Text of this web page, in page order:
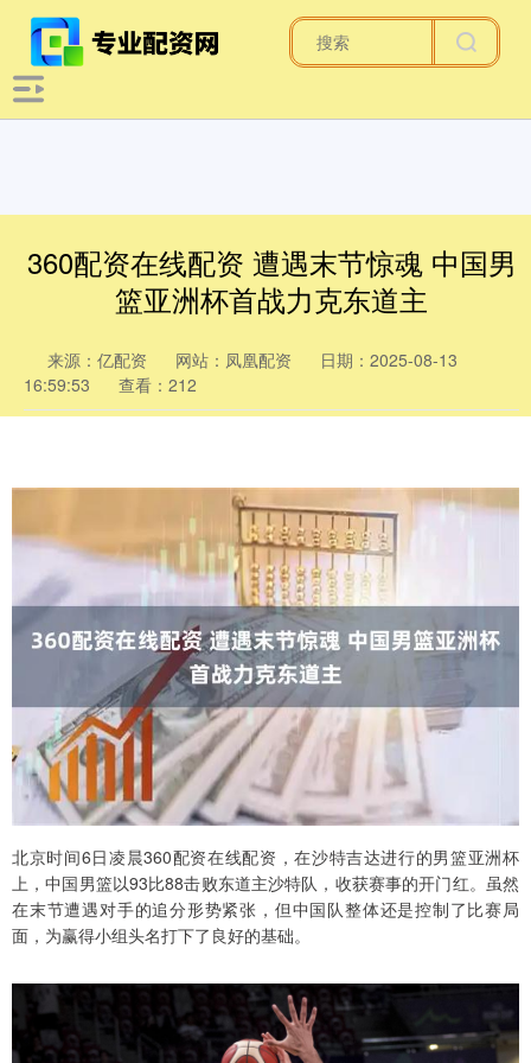
360配资在线配资 遭遇末节惊魂 中国男
篮亚洲杯首战力克东道主
来源：亿配资 网站：凤凰配资
日期：2025-08-13
16:59:53
查看：212
北京时间6日凌晨360配资在线配资，在沙特吉达进行的男篮亚洲杯
上，中国男篮以93比88击败东道主沙特队，收获赛事的开门红。虽然
在末节遭遇对手的追分形势紧张，但中国队整体还是控制了比赛局
面，为赢得小组头名打下了良好的基础。